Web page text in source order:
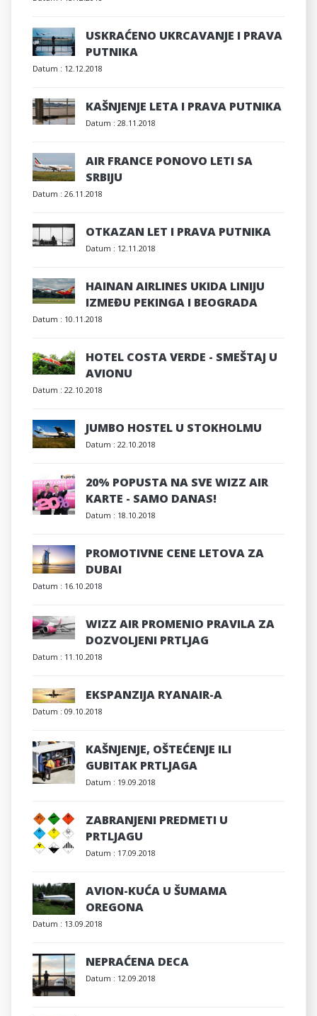
USKRAĆENO UKRCAVANJE I PRAVA
PUTNIKA
Datum : 12.12.2018
KAŠNJENJE LETA I PRAVA PUTNIKA
Datum : 28.11.2018
AIR FRANCE PONOVO LETI SA
SRBIJU
Datum : 26.11.2018
OTKAZAN LET I PRAVA PUTNIKA
Datum : 12.11.2018
HAINAN AIRLINES UKIDA LINIJU
IZMEĐU PEKINGA I BEOGRADA
Datum : 10.11.2018
HOTEL COSTA VERDE - SMEŠTAJ U
AVIONU
Datum : 22.10.2018
JUMBO HOSTEL U STOKHOLMU
Datum : 22.10.2018
20% POPUSTA NA SVE WIZZ AIR
KARTE - SAMO DANAS!
Datum : 18.10.2018
PROMOTIVNE CENE LETOVA ZA
DUBAI
Datum : 16.10.2018
WIZZ AIR PROMENIO PRAVILA ZA
DOZVOLJENI PRTLJAG
Datum : 11.10.2018
EKSPANZIJA RYANAIR-A
Datum : 09.10.2018
KAŠNJENJE, OŠTEĆENJE ILI
GUBITAK PRTLJAGA
Datum : 19.09.2018
ZABRANJENI PREDMETI U
PRTLJAGU
Datum : 17.09.2018
AVION-KUĆA U ŠUMAMA
OREGONA
Datum : 13.09.2018
NEPRAĆENA DECA
Datum : 12.09.2018